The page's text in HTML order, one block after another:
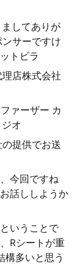
してありが
サーですけ
トビラ
店株式会社
ァーザー カ
オ
提供でお送
今回ですね
話ししようか
いうことで
Rシートが重
構多いと思う